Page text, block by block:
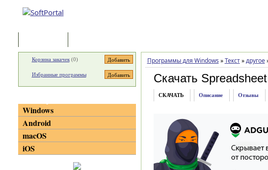
Программы для Windows » Текст » другое
Скачать
СКАЧАТЬ Описание Отзывы
Корзина закачек(0)
Избранные программы
Windows
Android
macOS
iOS